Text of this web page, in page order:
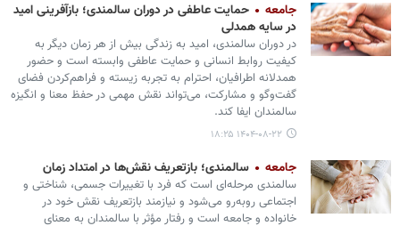
جامعه
حمایت عاطفی در دوران سالمندی؛ بازآفرینی امید
در سایه همدلی
در دوران سالمندی، امید به زندگی بیش از هر زمان دیگر به
کیفیت روابط انسانی و حمایت عاطفی وابسته است و حضور
همدلانه اطرافیان، احترام به تجربه زیسته و فراهم‌کردن فضای
گفت‌وگو و مشارکت، می‌تواند نقش مهمی در حفظ معنا و انگیزه
سالمندان ایفا کند.
۱۴۰۴-۰۸-۲۲ ۱۸:۲۵
جامعه سالمندی؛ بازتعریف نقش‌ها در امتداد زمان
سالمندی مرحله‌ای‌ است که فرد با تغییرات جسمی، شناختی و
اجتماعی روبه‌رو می‌شود و نیازمند بازتعریف نقش خود در
خانواده و جامعه است و رفتار مؤثر با سالمندان به معنای